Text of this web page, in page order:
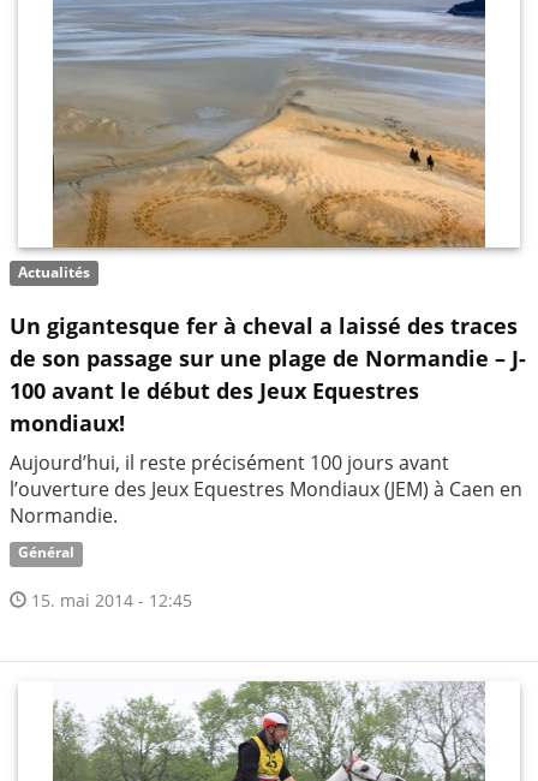
Actualités
Un gigantesque fer à cheval a laissé des traces
de son passage sur une plage de Normandie – J-
100 avant le début des Jeux Equestres
mondiaux!
Aujourd’hui, il reste précisément 100 jours avant
l’ouverture des Jeux Equestres Mondiaux (JEM) à Caen en
Normandie.
Général
15. mai 2014 - 12:45